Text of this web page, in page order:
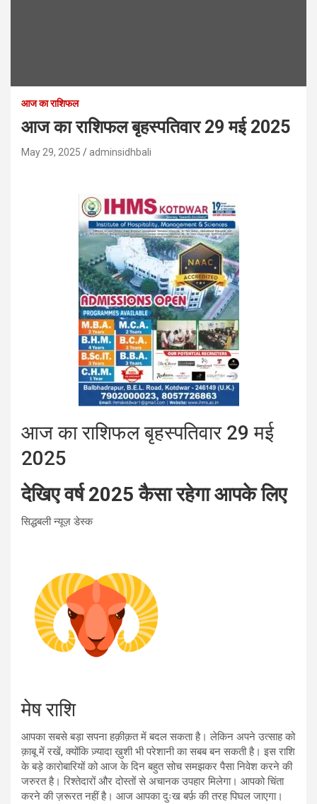
आज का राशिफल
आज का राशिफल बृहस्पतिवार 29 मई 2025
May 29, 2025 adminsidhbali
आज का राशिफल बृहस्पतिवार 29 मई
2025
देखिए वर्ष 2025 कैसा रहेगा आपके लिए
सिद्धबली न्यूज़ डेस्क
मेष राशि
आपका सबसे बड़ा सपना हक़ीक़त में बदल सकता है। लेकिन अपने उत्साह को
क़ाबू में रखें, क्योंकि ज़्यादा ख़ुशी भी परेशानी का सबब बन सकती है। इस राशि
के बड़े कारोबारियों को आज के दिन बहुत सोच समझकर पैसा निवेश करने की
जरुरत है। रिश्तेदारों और दोस्तों से अचानक उपहार मिलेगा। आपको चिंता
करने की ज़रूरत नहीं है। आज आपका दुःख बर्फ़ की तरह पिघल जाएगा।